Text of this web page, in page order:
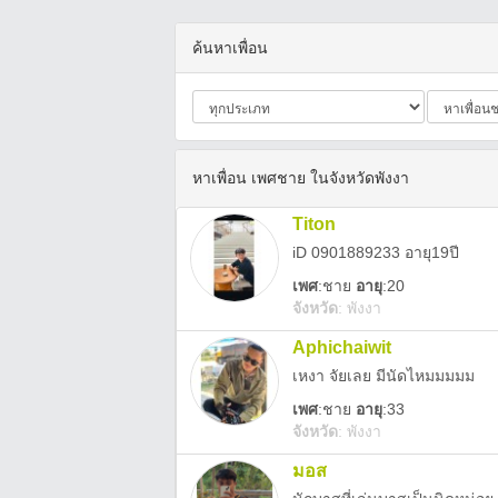
ค้นหาเพื่อน
หาเพื่อน เพศชาย ในจังหวัดพังงา
Titon
iD 0901889233 อายุ19ปี
เพศ:ชาย อายุ:20
จังหวัด: พังงา
Aphichaiwit
เหงา จัยเลย มีนัดไหมมมมม
เพศ:ชาย อายุ:33
จังหวัด: พังงา
มอส